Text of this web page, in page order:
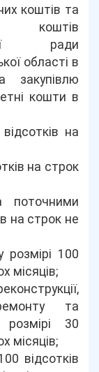
коштів та
коштів
ради
області в
закупівлю
кошти в
на
на строк
поточними
на строк не
розмірі 100
місяців;
та
розмірі 30
місяців;
відсотків